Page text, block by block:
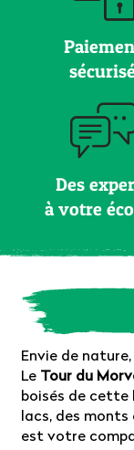
Des
à votre
Envie de
Le Tour du
boisés de cette
lacs, des
est votre